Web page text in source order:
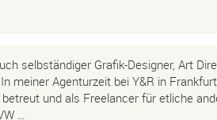
selbständiger Grafik-Designer, Art
meiner Agenturzeit bei Y&R in
und als Freelancer für etliche
…